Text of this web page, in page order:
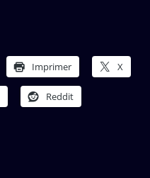
Imprimer X
Reddit